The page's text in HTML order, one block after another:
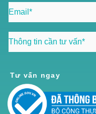
Tư vấn ngay